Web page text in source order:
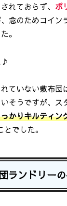
れておらず、 ポ
念のためコイン
。
♪
ていない敷布団
そうですが、ス
かりキルティン
とでした。
ランドリー